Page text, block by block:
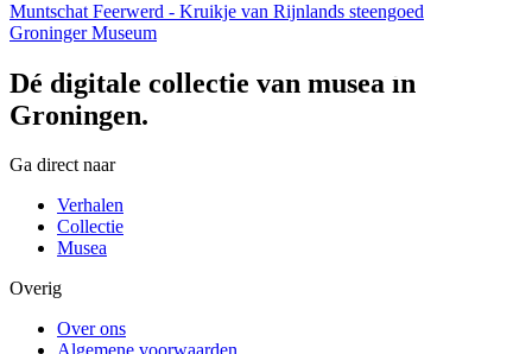
Muntschat Feerwerd - Kruikje van Rijnlands steengoed
Groninger Museum
Dé digitale collectie van musea in
Groningen.
Ga direct naar
Verhalen
Collectie
Musea
Overig
Over ons